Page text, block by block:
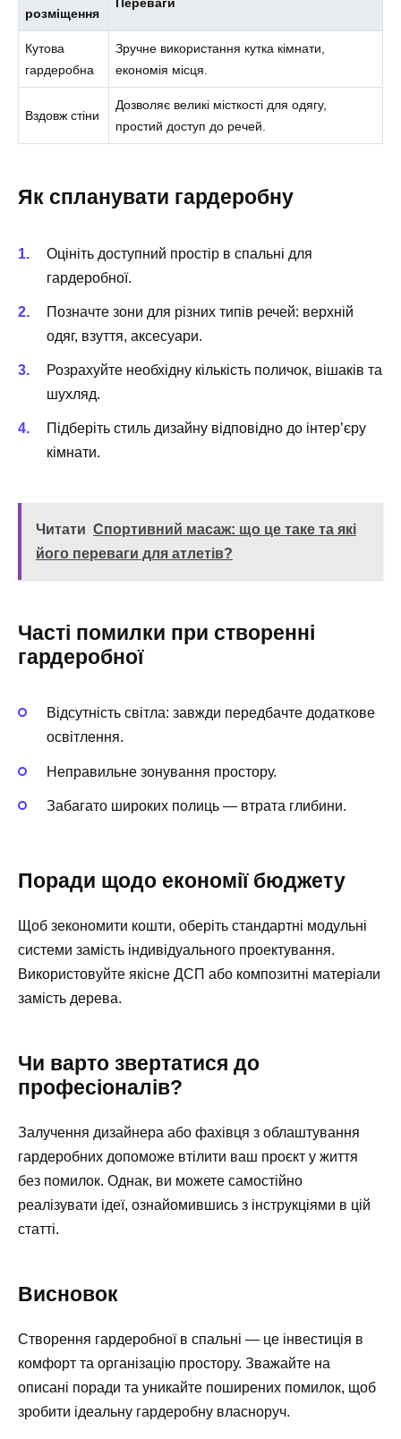
розміщення
Переваги
Кутова
гардеробна
Зручне використання кутка кімнати,
економія місця.
Вздовж стіни
Дозволяє великі місткості для одягу,
простий доступ до речей.
Як спланувати гардеробну
Оцініть доступний простір в спальні для
гардеробної.
Позначте зони для різних типів речей: верхній
одяг, взуття, аксесуари.
Розрахуйте необхідну кількість поличок, вішаків та
шухляд.
Підберіть стиль дизайну відповідно до інтер’єру
кімнати.
Читати Спортивний масаж: що це таке та які
його переваги для атлетів?
Часті помилки при створенні
гардеробної
Відсутність світла: завжди передбачте додаткове
освітлення.
Неправильне зонування простору.
Забагато широких полиць — втрата глибини.
Поради щодо економії бюджету
Щоб зекономити кошти, оберіть стандартні модульні
системи замість індивідуального проектування.
Використовуйте якісне ДСП або композитні матеріали
замість дерева.
Чи варто звертатися до
професіоналів?
Залучення дизайнера або фахівця з облаштування
гардеробних допоможе втілити ваш проєкт у життя
без помилок. Однак, ви можете самостійно
реалізувати ідеї, ознайомившись з інструкціями в цій
статті.
Висновок
Створення гардеробної в спальні — це інвестиція в
комфорт та організацію простору. Зважайте на
описані поради та уникайте поширених помилок, щоб
зробити ідеальну гардеробну власноруч.